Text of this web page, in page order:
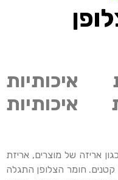
איכותיות
איכותיות
אריזה של מוצרים, אריזת
קטנים. חומר הצלופן התגלה